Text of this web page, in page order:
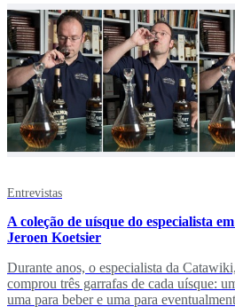
Entrevistas
A coleção de uísque do especialista
Jeroen Koetsier
Durante anos, o especialista da
comprou três garrafas de cada uísque:
uma para beber e uma para